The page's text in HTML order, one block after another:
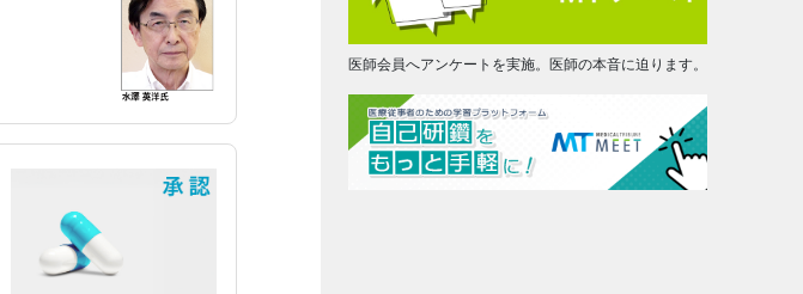
医師会員へアンケートを実施。医師の本音に迫ります。